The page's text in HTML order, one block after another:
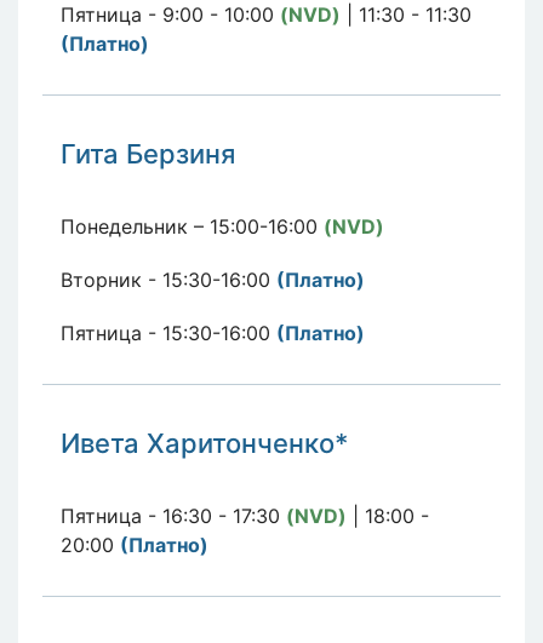
Пятница - 9:00 - 10:00 (NVD) | 11:30 - 11:30
(Платно)
Гита Берзиня
Понедельник – 15:00-16:00 (NVD)
Вторник - 15:30-16:00 (Платно)
Пятница - 15:30-16:00 (Платно)
Ивета Харитонченко*
Пятница - 16:30 - 17:30 (NVD) | 18:00 -
20:00 (Платно)